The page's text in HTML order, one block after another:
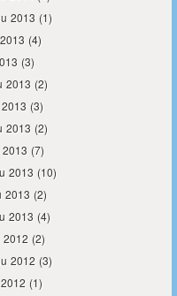
2013 (1)
(4)
(3)
2013 (2)
(3)
2013 (2)
(7)
2013 (10)
2013 (2)
2013 (4)
2012 (2)
2012 (3)
(1)